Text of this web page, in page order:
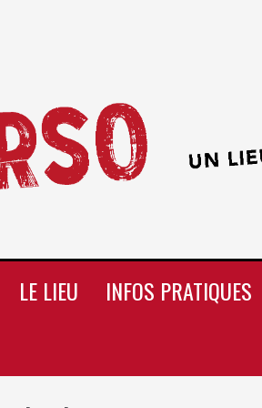
LE LIEU INFOS PRATIQUES